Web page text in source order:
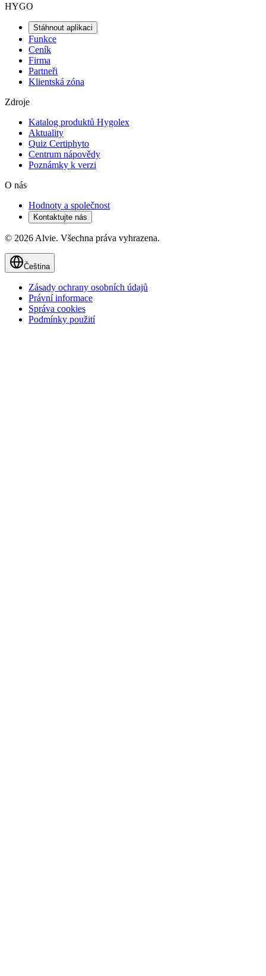
HYGO
Stáhnout aplikaci
Funkce
Ceník
Firma
Partneři
Klientská zóna
Zdroje
Katalog produktů Hygolex
Aktuality
Quiz Certiphyto
Centrum nápovědy
Poznámky k verzi
O nás
Hodnoty a společnost
Kontaktujte nás
© 2026 Alvie. Všechna práva vyhrazena.
Čeština
Zásady ochrany osobních údajů
Právní informace
Správa cookies
Podmínky použití